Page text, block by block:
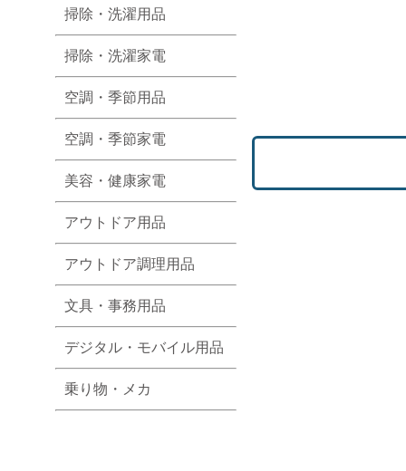
掃除・洗濯用品
掃除・洗濯家電
空調・季節用品
空調・季節家電
美容・健康家電
アウトドア用品
アウトドア調理用品
文具・事務用品
デジタル・モバイル用品
乗り物・メカ